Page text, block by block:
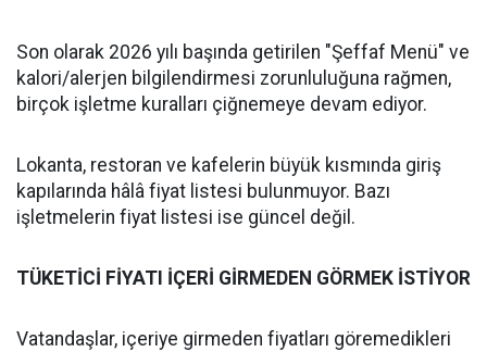
Son olarak 2026 yılı başında getirilen "Şeffaf Menü" ve
kalori/alerjen bilgilendirmesi zorunluluğuna rağmen,
birçok işletme kuralları çiğnemeye devam ediyor.
Lokanta, restoran ve kafelerin büyük kısmında giriş
kapılarında hâlâ fiyat listesi bulunmuyor. Bazı
işletmelerin fiyat listesi ise güncel değil.
TÜKETİCİ FİYATI İÇERİ GİRMEDEN GÖRMEK İSTİYOR
Vatandaşlar, içeriye girmeden fiyatları göremedikleri